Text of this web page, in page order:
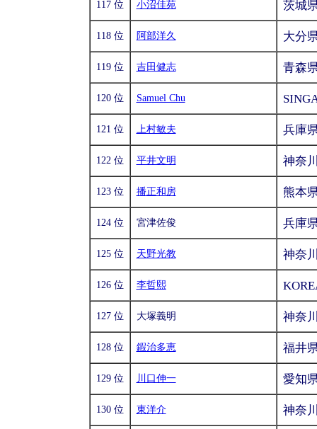
117 位 小沼佳苑 茨城
118 位 阿部洋久 大分
119 位 吉田健志 青森
120 位 Samuel Chu
121 位 上村敏夫 兵庫
122 位 平井文明 神奈
123 位 播正和房 熊本
124 位 宮津佐俊 兵庫
125 位 天野光教 神奈
126 位 李哲熙
127 位 大塚義明 神奈
128 位 鍜治多恵 福井
129 位 川口伸一 愛知
130 位 東洋介 神奈